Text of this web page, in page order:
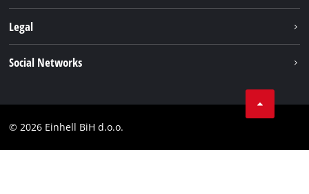
Usluge
Einhell globalno
Legal
Compliance
Social Networks
YouТube
© 2026 Einhell BiH d.o.o.